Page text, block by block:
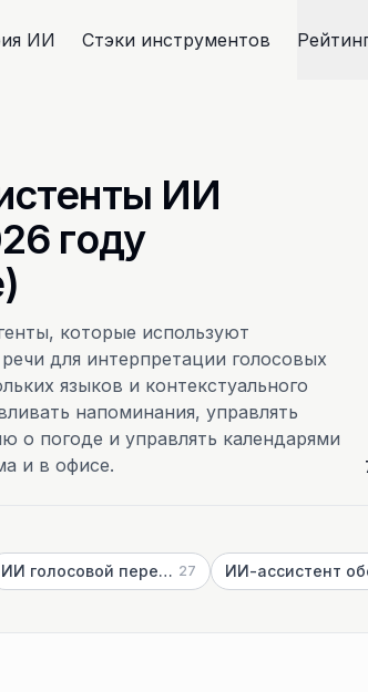
ИИ Стэки инструментов
ИИ
году
которые используют
для интерпретации голосовых
языков и контекстуального
напоминания, управлять
о погоде и управлять календарями
и в офисе.
ИИ голосовой переводчик 27